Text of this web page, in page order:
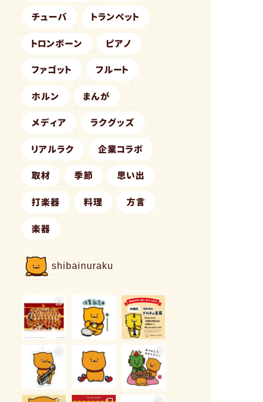
チューバ トランペット
トロンボーン ピアノ
ファゴット フルート
ホルン まんが
メディア ラクグッズ
リアルラク 企業コラボ
取材 季節 思い出
打楽器 料理 方言
楽器
shibainuraku